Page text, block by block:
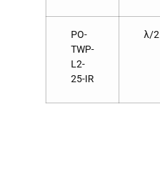
PO-
TWP-
L2-
25-IR
λ/2